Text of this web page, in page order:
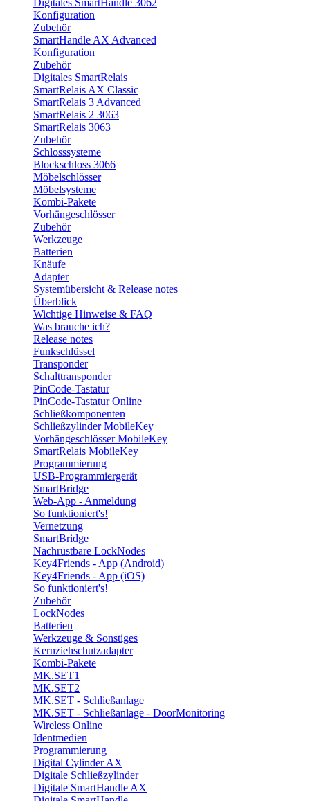
Konfiguration
Zubehör
SmartHandle AX Advanced
Konfiguration
Zubehör
Digitales SmartRelais
SmartRelais AX Classic
SmartRelais 3 Advanced
SmartRelais 2 3063
SmartRelais 3063
Zubehör
Schlosssysteme
Blockschloss 3066
Möbelschlösser
Möbelsysteme
Kombi-Pakete
Vorhängeschlösser
Zubehör
Werkzeuge
Batterien
Knäufe
Adapter
Systemübersicht & Release notes
Überblick
Wichtige Hinweise & FAQ
Was brauche ich?
Release notes
Funkschlüssel
Transponder
Schalttransponder
PinCode-Tastatur
PinCode-Tastatur Online
Schließkomponenten
Schließzylinder MobileKey
Vorhängeschlösser MobileKey
SmartRelais MobileKey
Programmierung
USB-Programmiergerät
SmartBridge
Web-App - Anmeldung
So funktioniert's!
Vernetzung
SmartBridge
Nachrüstbare LockNodes
Key4Friends - App (Android)
Key4Friends - App (iOS)
So funktioniert's!
Zubehör
LockNodes
Batterien
Werkzeuge & Sonstiges
Kernziehschutzadapter
Kombi-Pakete
MK.SET1
MK.SET2
MK.SET - Schließanlage
MK.SET - Schließanlage - DoorMonitoring
Wireless Online
Identmedien
Programmierung
Digital Cylinder AX
Digitale Schließzylinder
Digitale SmartHandle AX